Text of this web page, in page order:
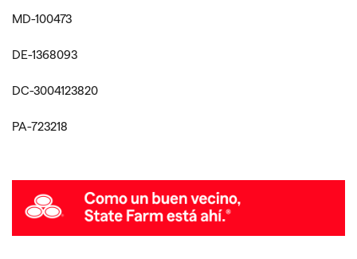
MD-100473
DE-1368093
DC-3004123820
PA-723218